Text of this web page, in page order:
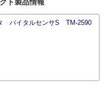
ト製品情報
バイタルセンサS TM-2590